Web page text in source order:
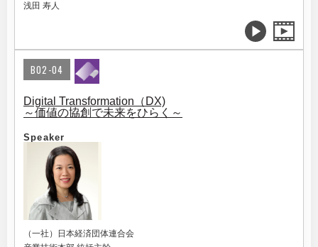
浅田 寿人
B02-04
Digital Transformation（DX)
～価値の協創で未来をひらく～
Speaker
（一社）日本経済団体連合会